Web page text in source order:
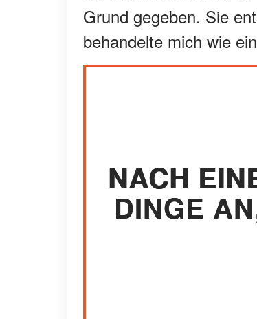
Grund gegeben. Sie
behandelte mich wie
NACH
DINGE